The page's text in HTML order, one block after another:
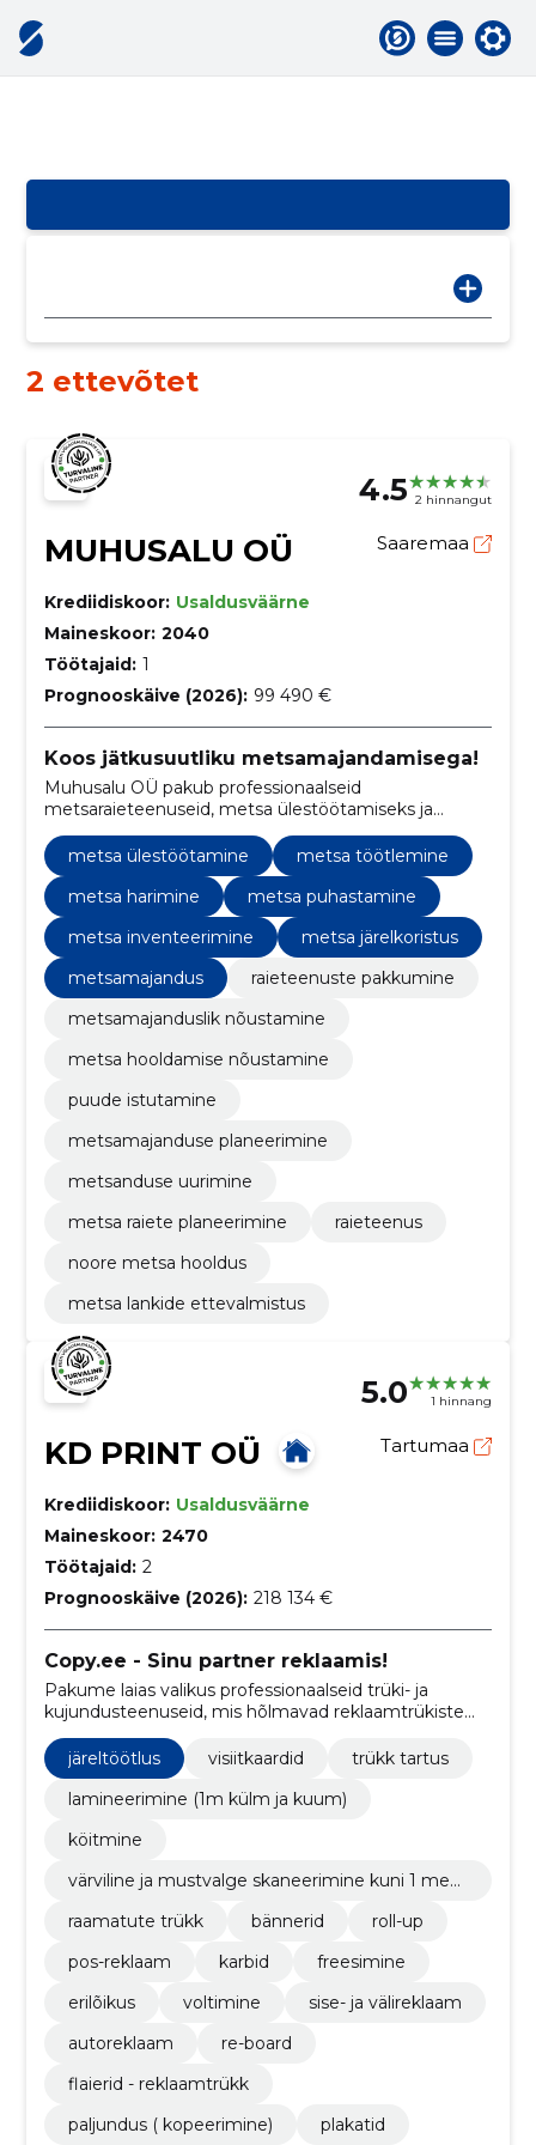
2 ettevõtet
4.5 2 hinnangut
MUHUSALU OÜ Saaremaa
Krediidiskoor: Usaldusväärne
Maineskoor: 2040
Töötajaid: 1
Prognooskäive (2026): 99 490 €
Koos jätkusuutliku metsamajandamisega!
Muhusalu OÜ pakub professionaalseid
metsaraieteenuseid, metsa ülestöötamiseks ja
metsamajanduse teenuseid, et taastada ja säilitada
loodusliku ilu.
metsa ülestöötamine
metsa töötlemine
metsa harimine
metsa puhastamine
metsa inventeerimine
metsa järelkoristus
metsamajandus
raieteenuste pakkumine
metsamajanduslik nõustamine
metsa hooldamise nõustamine
puude istutamine
metsamajanduse planeerimine
metsanduse uurimine
metsa raiete planeerimine
raieteenus
noore metsa hooldus
metsa lankide ettevalmistus
5.0 1 hinnang
KD PRINT OÜ Tartumaa
Krediidiskoor: Usaldusväärne
Maineskoor: 2470
Töötajaid: 2
Prognooskäive (2026): 218 134 €
Copy.ee - Sinu partner reklaamis!
Pakume laias valikus professionaalseid trüki- ja
kujundusteenuseid, mis hõlmavad reklaamtrükiste
autoreklaami kujundust.
järeltöötlus visiitkaardid
trükk tartus
lamineerimine (1m külm ja kuum)
köitmine
värviline ja mustvalge skaneerimine kuni 1 meet
raamatute trükk
bännerid
roll-up
pos-reklaam
karbid
freesimine
erilõikus
voltimine
sise- ja välireklaam
autoreklaam
re-board
flaierid - reklaamtrükk
paljundus ( kopeerimine)
plakatid